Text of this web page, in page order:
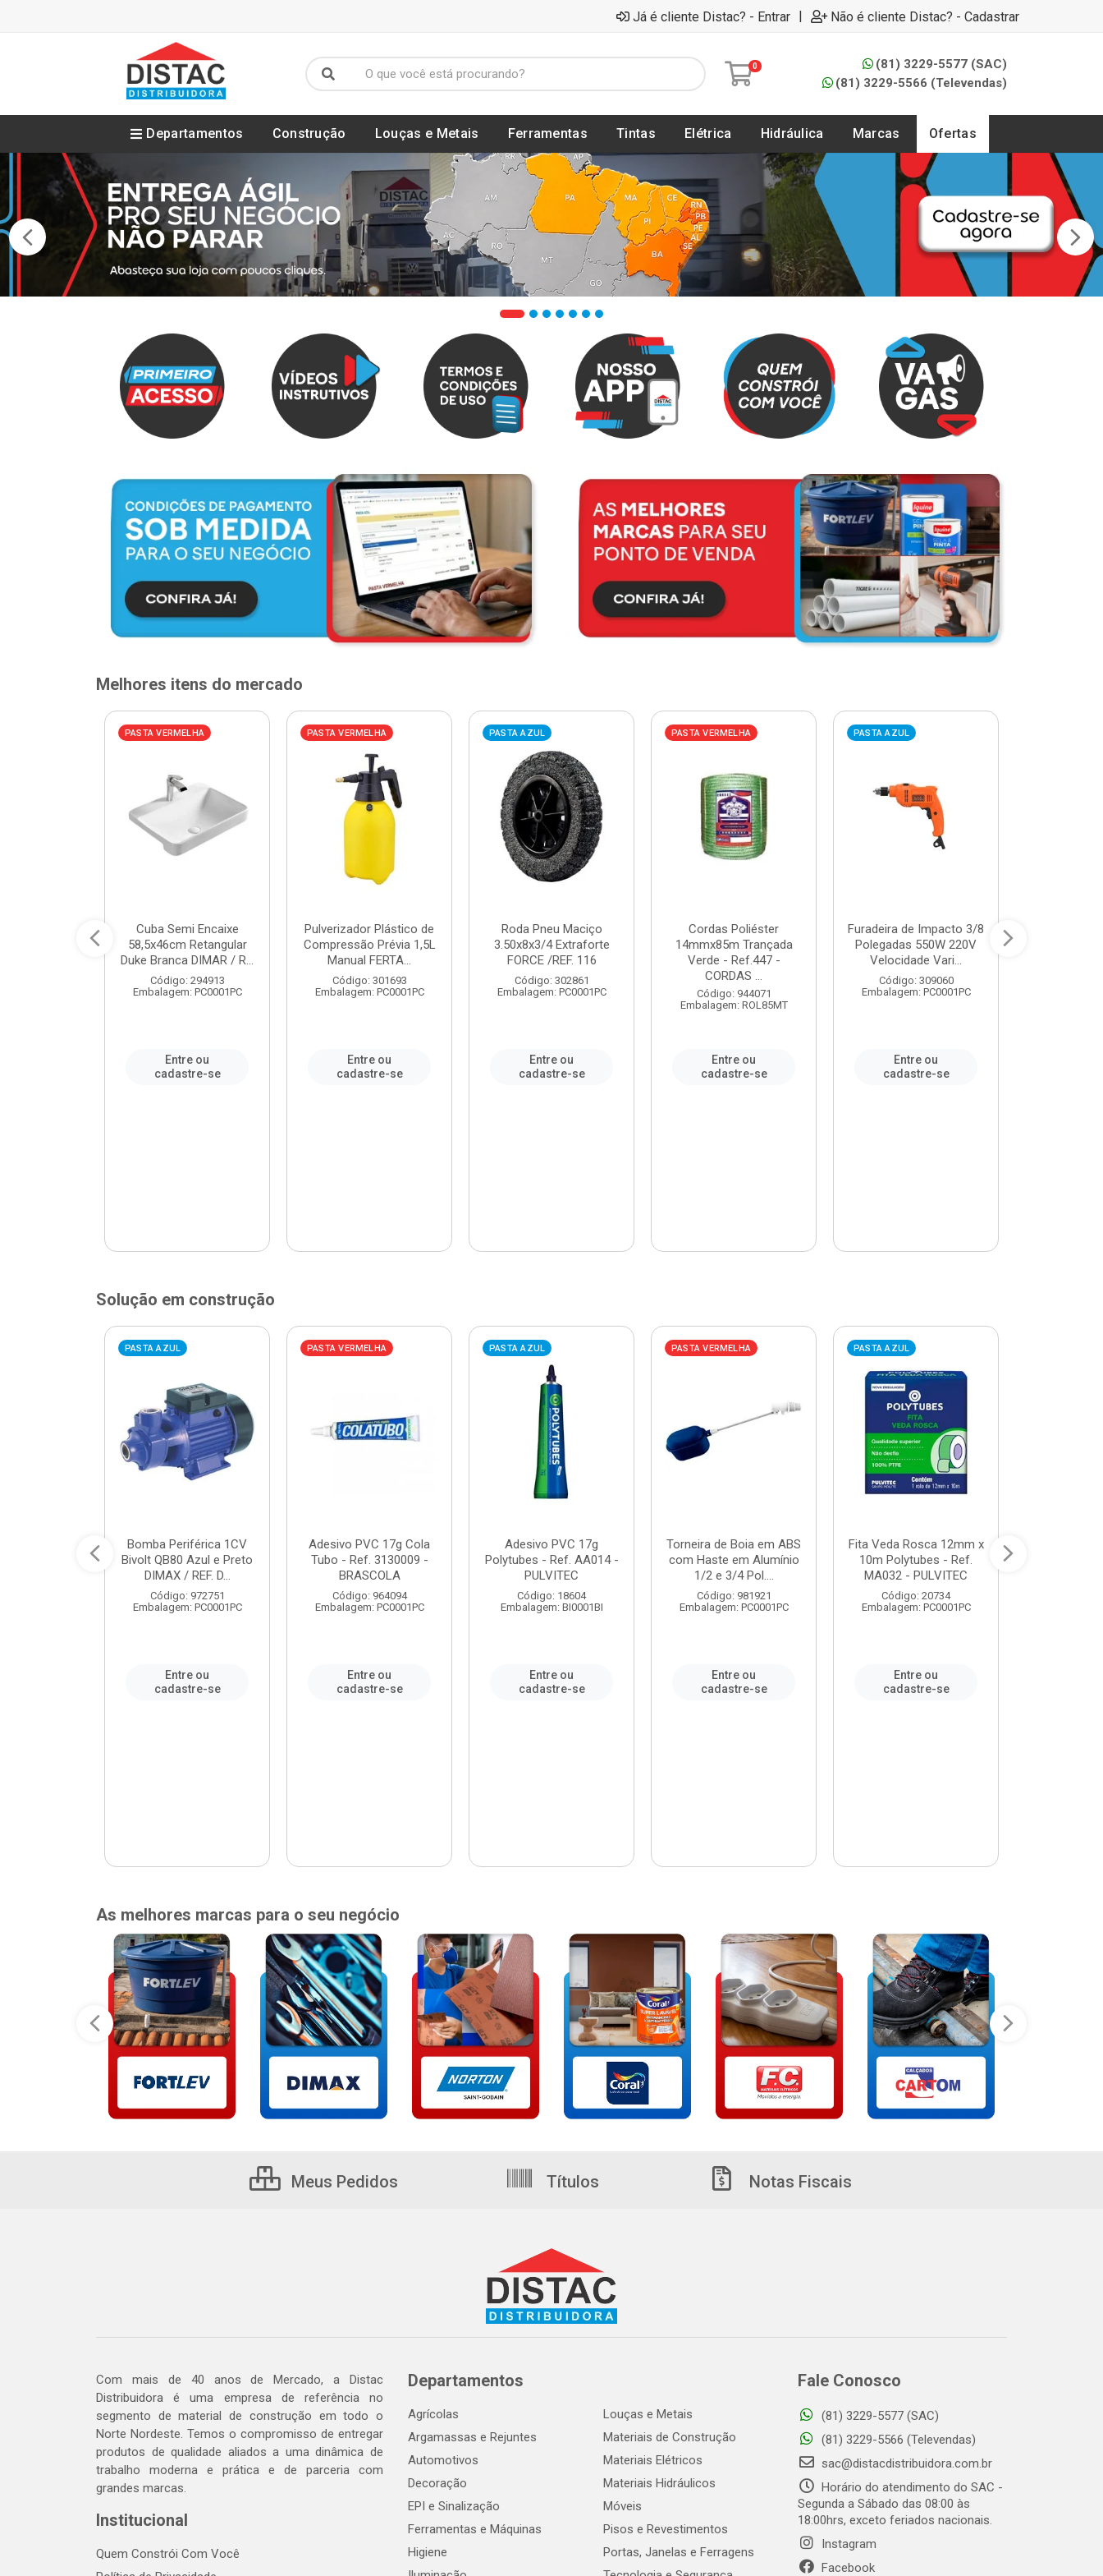
Já é cliente Distac? - Entrar | Não é cliente Distac? - Cadastrar
0
(81) 3229-5577 (SAC)
(81) 3229-5566 (Televendas)
Departamentos Construção Louças e Metais Ferramentas Tintas Elétrica Hidráulica Marcas Ofertas
Melhores itens do mercado
PASTA VERMELHA
Cuba Semi Encaixe
58,5x46cm Retangular
Duke Branca DIMAR / R...
Código: 294913
Embalagem: PC0001PC
Entre ou
cadastre-se
PASTA VERMELHA
Pulverizador Plástico de
Compressão Prévia 1,5L
Manual FERTA...
Código: 301693
Embalagem: PC0001PC
Entre ou
cadastre-se
PASTA AZUL
Roda Pneu Maciço
3.50x8x3/4 Extraforte
FORCE /REF. 116
Código: 302861
Embalagem: PC0001PC
Entre ou
cadastre-se
PASTA VERMELHA
Cordas Poliéster
14mmx85m Trançada
Verde - Ref.447 -
CORDAS ...
Código: 944071
Embalagem: ROL85MT
Entre ou
cadastre-se
PASTA AZUL
Furadeira de Impacto 3/8
Polegadas 550W 220V
Velocidade Vari...
Código: 309060
Embalagem: PC0001PC
Entre ou
cadastre-se
Solução em construção
PASTA AZUL
Bomba Periférica 1CV
Bivolt QB80 Azul e Preto
DIMAX / REF. D...
Código: 972751
Embalagem: PC0001PC
Entre ou
cadastre-se
PASTA VERMELHA
Adesivo PVC 17g Cola
Tubo - Ref. 3130009 -
BRASCOLA
Código: 964094
Embalagem: PC0001PC
Entre ou
cadastre-se
PASTA AZUL
Adesivo PVC 17g
Polytubes - Ref. AA014 -
PULVITEC
Código: 18604
Embalagem: BI0001BI
Entre ou
cadastre-se
PASTA VERMELHA
Torneira de Boia em ABS
com Haste em Alumínio
1/2 e 3/4 Pol....
Código: 981921
Embalagem: PC0001PC
Entre ou
cadastre-se
PASTA AZUL
Fita Veda Rosca 12mm x
10m Polytubes - Ref.
MA032 - PULVITEC
Código: 20734
Embalagem: PC0001PC
Entre ou
cadastre-se
As melhores marcas para o seu negócio
Meus Pedidos Títulos Notas Fiscais
Com mais de 40 anos de Mercado, a Distac
Distribuidora é uma empresa de referência no
segmento de material de construção em todo o
Norte Nordeste. Temos o compromisso de entregar
produtos de qualidade aliados a uma dinâmica de
trabalho moderna e prática e de parceria com
grandes marcas.
Institucional
Quem Constrói Com Você
Departamentos
Agrícolas
Argamassas e Rejuntes
Automotivos
Decoração
EPI e Sinalização
Ferramentas e Máquinas
Higiene
Louças e Metais
Materiais de Construção
Materiais Elétricos
Materiais Hidráulicos
Móveis
Pisos e Revestimentos
Portas, Janelas e Ferragens
Fale Conosco
(81) 3229-5577 (SAC)
(81) 3229-5566 (Televendas)
sac@distacdistribuidora.com.br
Horário do atendimento do SAC -
Segunda a Sábado das 08:00 às
18:00hrs, exceto feriados nacionais.
Instagram
Facebook